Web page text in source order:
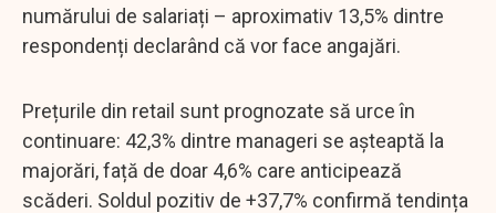
numărului de salariați – aproximativ 13,5% dintre
respondenți declarând că vor face angajări.
Prețurile din retail sunt prognozate să urce în
continuare: 42,3% dintre manageri se așteaptă la
majorări, față de doar 4,6% care anticipează
scăderi. Soldul pozitiv de +37,7% confirmă tendința